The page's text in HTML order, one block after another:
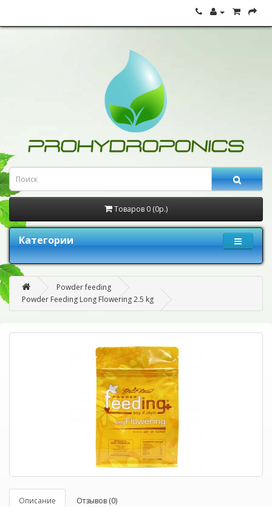
Товаров 0 (0р.)
Категории
Powder feeding
Powder Feeding Long Flowering 2.5 kg
Описание Отзывов (0)